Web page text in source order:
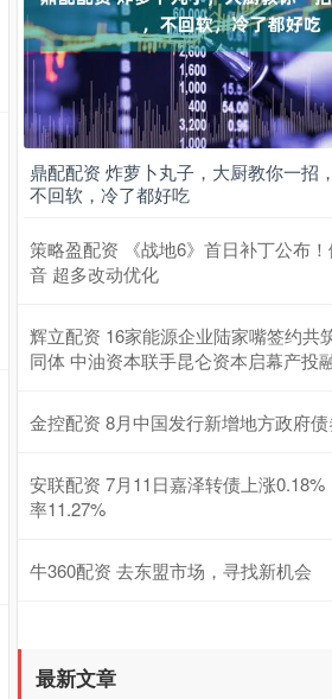
鼎配配资 炸萝卜丸子，大厨教你一招
不回软，冷了都好吃
策略盈配资 《战地6》首日补丁公布
音 超多改动优化
辉立配资 16家能源企业陆家嘴签约共
同体 中油资本联手昆仑资本启幕产投
金控配资 8月中国发行新增地方政府
安联配资 7月11日嘉泽转债上涨0.18%
率11.27%
牛360配资 去东盟市场，寻找新机会
最新文章